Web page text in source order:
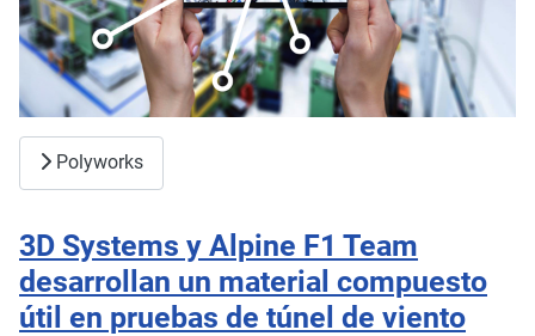
Polyworks
3D Systems y Alpine F1 Team
desarrollan un material compuesto
útil en pruebas de túnel de viento